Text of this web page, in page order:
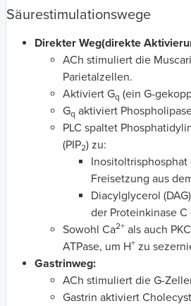
Säurestimulationswege
Direkter Weg(direkte
ACh stimuliert die
Parietalzellen.
Aktiviert Gq (ein G-
Gq aktiviert
PLC spaltet
(PIP2) zu:
Inositoltrisphosphat
Freisetzung aus
Diacylglycerol
der Proteinkinase C
Sowohl Ca2+ als auch
ATPase, um H+ zu
Gastrinweg:
ACh stimuliert die G-
Gastrin aktiviert